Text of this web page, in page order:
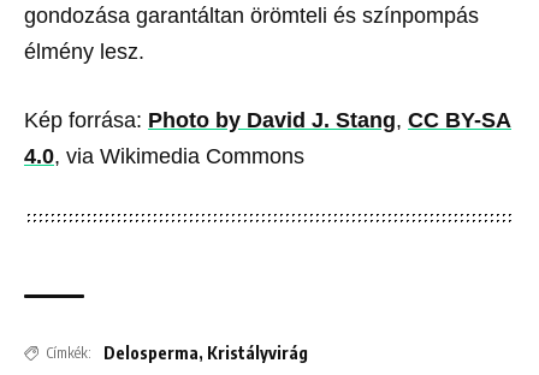
gondozása garantáltan örömteli és színpompás
élmény lesz.
Kép forrása: Photo by David J. Stang, CC BY-SA
4.0, via Wikimedia Commons
Címkék: Delosperma, Kristályvirág